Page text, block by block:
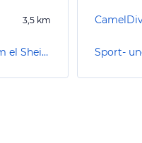
3,5 km
Sehenswürdigkeiten in Sharm el Sheikh